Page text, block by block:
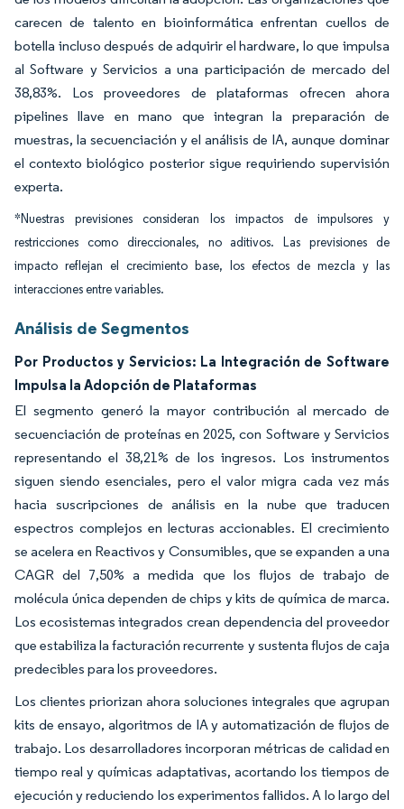
carecen de talento en bioinformática enfrentan cuellos de
botella incluso después de adquirir el hardware, lo que impulsa
al Software y Servicios a una participación de mercado del
38,83%. Los proveedores de plataformas ofrecen ahora
pipelines llave en mano que integran la preparación de
muestras, la secuenciación y el análisis de IA, aunque dominar
el contexto biológico posterior sigue requiriendo supervisión
experta.
*Nuestras previsiones consideran los impactos de impulsores y
restricciones como direccionales, no aditivos. Las previsiones de
impacto reflejan el crecimiento base, los efectos de mezcla y las
interacciones entre variables.
Análisis de Segmentos
Por Productos y Servicios: La Integración de Software
Impulsa la Adopción de Plataformas
El segmento generó la mayor contribución al mercado de
secuenciación de proteínas en 2025, con Software y Servicios
representando el 38,21% de los ingresos. Los instrumentos
siguen siendo esenciales, pero el valor migra cada vez más
hacia suscripciones de análisis en la nube que traducen
espectros complejos en lecturas accionables. El crecimiento
se acelera en Reactivos y Consumibles, que se expanden a una
CAGR del 7,50% a medida que los flujos de trabajo de
molécula única dependen de chips y kits de química de marca.
Los ecosistemas integrados crean dependencia del proveedor
que estabiliza la facturación recurrente y sustenta flujos de caja
predecibles para los proveedores.
Los clientes priorizan ahora soluciones integrales que agrupan
kits de ensayo, algoritmos de IA y automatización de flujos de
trabajo. Los desarrolladores incorporan métricas de calidad en
tiempo real y químicas adaptativas, acortando los tiempos de
ejecución y reduciendo los experimentos fallidos. A lo largo del